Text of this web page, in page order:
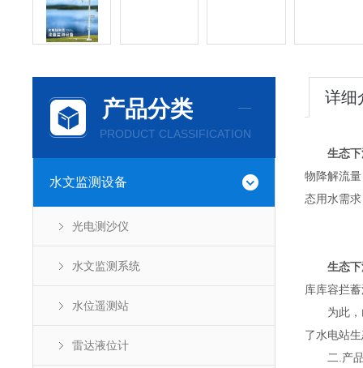
产品分类
PRODUCT CLASSIFICATION
水文监测设备
光电测沙仪
水文监测系统
水位遥测站
雷达液位计
详细
生态
物降解流
态用水需
生态
库库容拦
为此，山
了水电站
二.产品